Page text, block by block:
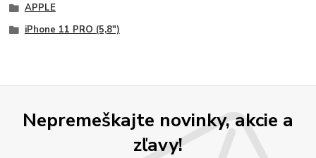
APPLE
iPhone 11 PRO (5,8")
Nepremeškajte novinky, akcie a
zľavy!